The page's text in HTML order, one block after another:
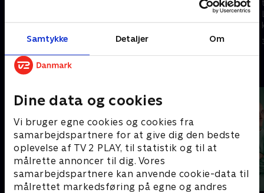
Samtykke Detaljer Om
Dine data og cookies
Vi bruger egne cookies og cookies fra
samarbejdspartnere for at give dig den bedste
oplevelse af TV 2 PLAY, til statistik og til at
målrette annoncer til dig. Vores
samarbejdspartnere kan anvende cookie-data til
målrettet markedsføring på egne og andres
umulighed.
1. oktober 2023 • 43 min
vende tilbage til nutiden,
planlægger hun at afslutte sin
træning med Alsop.
1. oktober 2023 • 44 min
Andre så også